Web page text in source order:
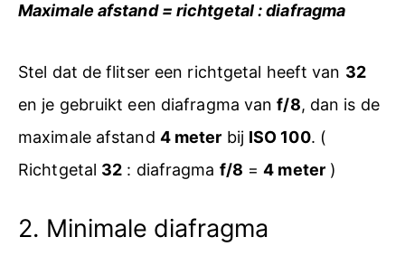
Maximale afstand = richtgetal : diafragma
Stel dat de flitser een richtgetal heeft van 32
en je gebruikt een diafragma vanf/8, dan is de
maximale afstand 4 meter bij ISO 100. (
Richtgetal 32 : diafragma f/8 =4 meter)
2. Minimale diafragma